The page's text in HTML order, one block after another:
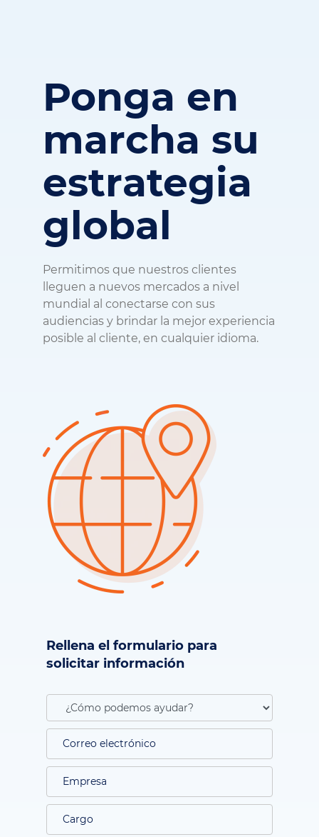
Ponga en
marcha su
estrategia
global
Permitimos que nuestros clientes
lleguen a nuevos mercados a nivel
mundial al conectarse con sus
audiencias y brindar la mejor experiencia
posible al cliente, en cualquier idioma.
Rellena el formulario para
solicitar información